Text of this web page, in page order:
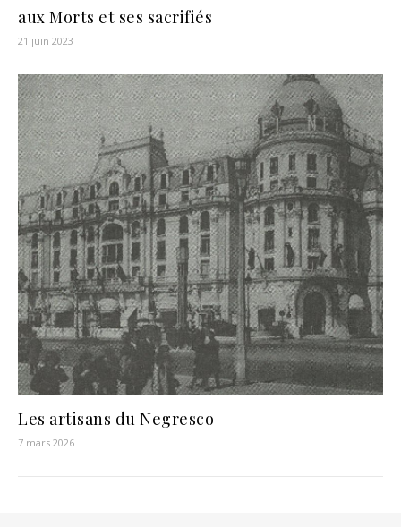
aux Morts et ses sacrifiés
21 juin 2023
Les artisans du Negresco
7 mars 2026